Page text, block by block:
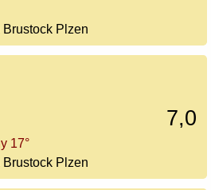
Plzen
7,0
17°
Plzen